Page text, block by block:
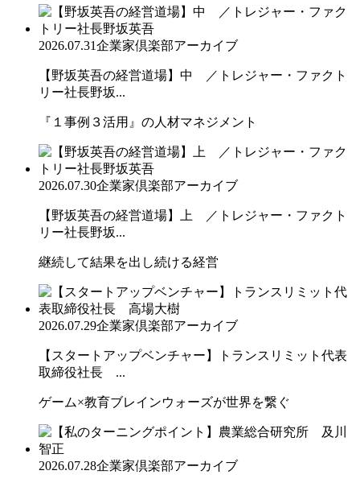
2026.07.31企業家倶楽部アーカイブ
【野坂英吾の経営道場】中 ／トレジャー・ファクト
リー社長野坂...
『１事例３活用』の人材マネジメント
2026.07.30企業家倶楽部アーカイブ
【野坂英吾の経営道場】上 ／トレジャー・ファクト
リー社長野坂...
継続して結果を出し続ける経営
2026.07.29企業家倶楽部アーカイブ
【スタートアップベンチャー】トランスリミット代表
取締役社長 ...
ゲーム×教育ブレインウォーズが世界を繋ぐ
2026.07.28企業家倶楽部アーカイブ